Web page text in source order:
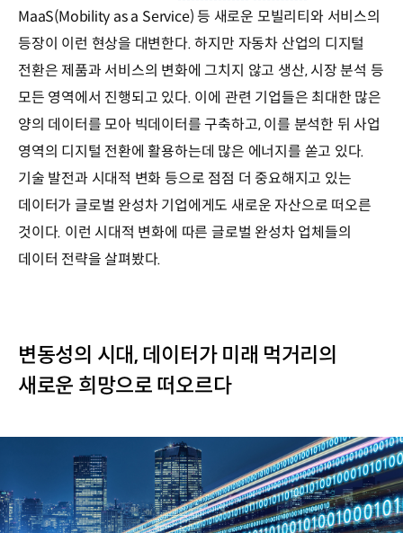
MaaS(Mobility as a Service) 등 새로운 모빌리티와 서비스의
등장이 이런 현상을 대변한다. 하지만 자동차 산업의 디지털
전환은 제품과 서비스의 변화에 그치지 않고 생산, 시장 분석 등
모든 영역에서 진행되고 있다. 이에 관련 기업들은 최대한 많은
양의 데이터를 모아 빅데이터를 구축하고, 이를 분석한 뒤 사업
영역의 디지털 전환에 활용하는데 많은 에너지를 쏟고 있다.
기술 발전과 시대적 변화 등으로 점점 더 중요해지고 있는
데이터가 글로벌 완성차 기업에게도 새로운 자산으로 떠오른
것이다. 이런 시대적 변화에 따른 글로벌 완성차 업체들의
데이터 전략을 살펴봤다.
변동성의 시대, 데이터가 미래 먹거리의
새로운 희망으로 떠오르다